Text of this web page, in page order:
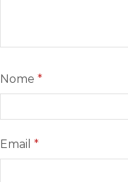
Nome *
Email *